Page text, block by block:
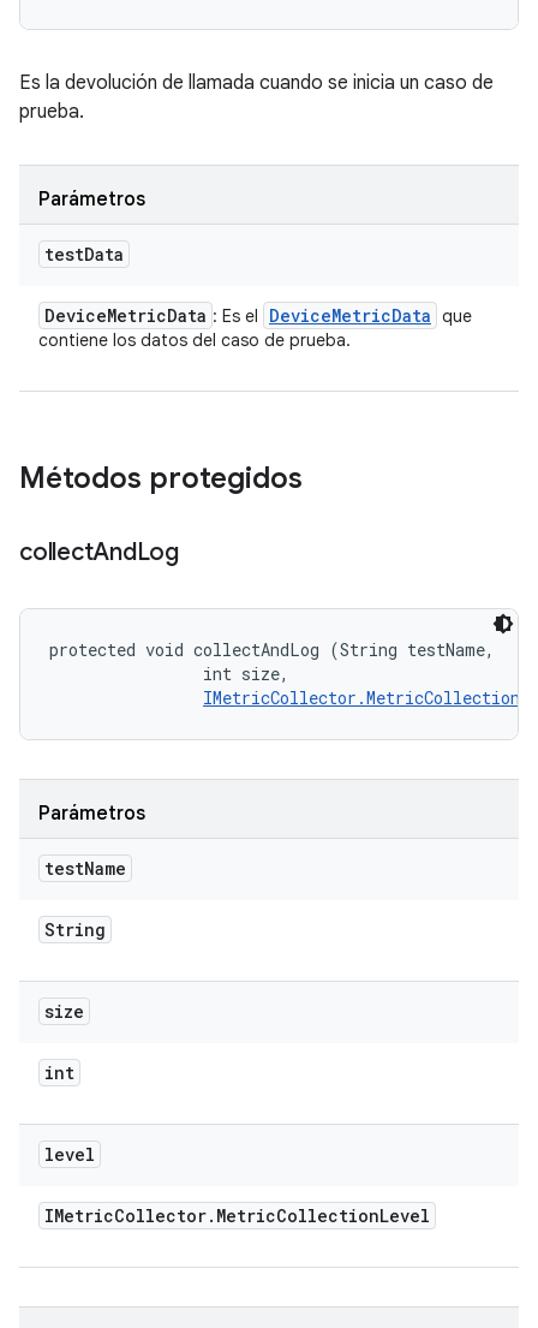
Es la devolución de llamada cuando se inicia un caso de
prueba.
Parámetros
testData
DeviceMetricData : Es el DeviceMetricData que
contiene los datos del caso de prueba.
Métodos protegidos
collectAndLog
protected void collectAndLog (String testName,
                int size,
Parámetros
testName
String
size
int
level
IMetricCollector. MetricCollectionLevel